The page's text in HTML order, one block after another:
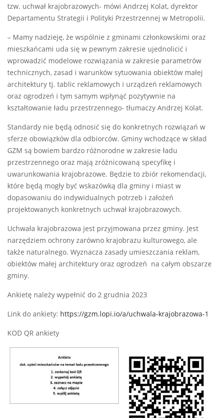
tzw. uchwał krajobrazowych- mówi Andrzej Kolat, dyrektor
Departamentu Strategii i Polityki Przestrzennej w Metropolii.
– Mamy nadzieję, że wspólnie z gminami członkowskimi oraz
mieszkańcami uda się w pewnym zakresie ujednolicić i
wprowadzić modelowe rozwiązania w zakresie parametrów
technicznych, zasad i warunków sytuowania obiektów małej
architektury tj. tablic reklamowych i urządzeń reklamowych
oraz ogrodzeń i tym samym wpłynąć pozytywnie na
kształtowanie ładu przestrzennego- tłumaczy Andrzej Kolat.
Standardy nie będą odnosić się do konkretnych rozwiązań w
sferze obowiązków dla odbiorców. Gminy wchodzące w skład
GZM są bowiem bardzo różnorodne w zakresie ładu
przestrzennego oraz mają zróżnicowaną specyfikę i
uwarunkowania krajobrazowe. Będzie to zbiór rekomendacji,
które będą mogły być wskazówką dla gminy i miast w
dopasowaniu do indywidualnych potrzeb i założeń
projektowanych konkretnych uchwał krajobrazowych.
Uchwała krajobrazowa jest przyjmowana przez gminy. Jest
narzędziem ochrony zarówno krajobrazu kulturowego, ale
także naturalnego. Wyznacza zasady umieszczania reklam,
obiektów małej architektury oraz ogrodzeń na całym obszarze
gminy.
Ankietę należy wypełnić do 2 grudnia 2023
Link do ankiety: https://gzm.lopi.io/a/uchwala-krajobrazowa-1
KOD QR ankiety